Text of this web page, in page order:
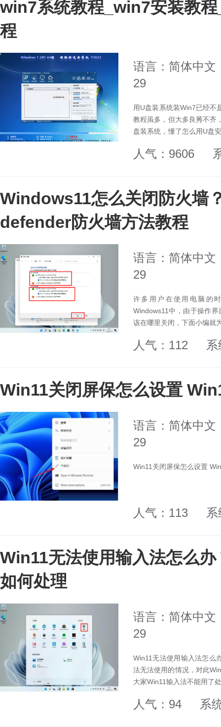
win7系统教程_win7安装教
程
语言：简体中文
29
用U盘装系统装Win7已经
教程虽多，但大多良莠不齐
盘装系统，懂了怎么用U盘
人气：9606
Windows11怎么关闭防火墙
defender防火墙方法教程
语言：简体中文
29
许多用户在使用电脑的
Windows11中，由于操作
该在哪里关闭，下面小编就
人气：112
Win11关闭屏保怎么设置
语言：简体中文
29
Win11关闭屏保怎么设置
人气：113
Win11无法使用输入法怎么
如何处理
语言：简体中文
29
Win11无法使用输入法怎么
法无法使用的情况，对此
大家Win11输入法不能用了
人气：94 系